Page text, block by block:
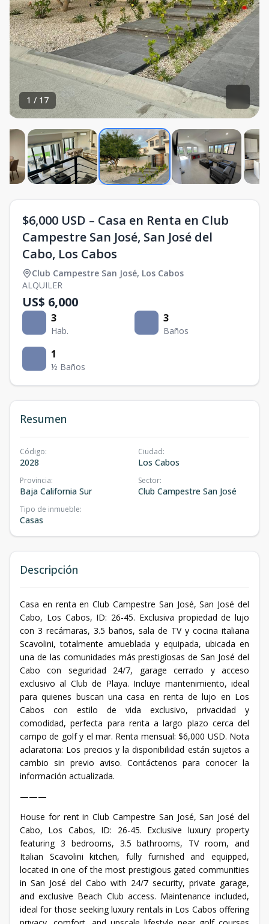
1 / 17
$6,000 USD – Casa en Renta en Club
Campestre San José, San José del
Cabo, Los Cabos
Club Campestre San José, Los Cabos
ALQUILER
US$ 6,000
3
Hab.
3
Baños
1
½ Baños
Resumen
Código:
2028
Ciudad:
Los Cabos
Provincia:
Baja California Sur
Sector:
Club Campestre San José
Tipo de inmueble:
Casas
Descripción
Casa en renta en Club Campestre San José, San José del
Cabo, Los Cabos, ID: 26-45. Exclusiva propiedad de lujo
con 3 recámaras, 3.5 baños, sala de TV y cocina italiana
Scavolini, totalmente amueblada y equipada, ubicada en
una de las comunidades más prestigiosas de San José del
Cabo con seguridad 24/7, garage cerrado y acceso
exclusivo al Club de Playa. Incluye mantenimiento, ideal
para quienes buscan una casa en renta de lujo en Los
Cabos con estilo de vida exclusivo, privacidad y
comodidad, perfecta para renta a largo plazo cerca del
campo de golf y el mar. Renta mensual: $6,000 USD. Nota
aclaratoria: Los precios y la disponibilidad están sujetos a
cambio sin previo aviso. Contáctenos para conocer la
información actualizada.
———
House for rent in Club Campestre San José, San José del
Cabo, Los Cabos, ID: 26-45. Exclusive luxury property
featuring 3 bedrooms, 3.5 bathrooms, TV room, and
Italian Scavolini kitchen, fully furnished and equipped,
located in one of the most prestigious gated communities
in San José del Cabo with 24/7 security, private garage,
and exclusive Beach Club access. Maintenance included,
ideal for those seeking luxury rentals in Los Cabos offering